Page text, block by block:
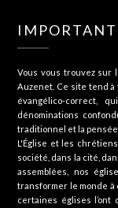
IMPORTANT
Vous vous trouvez sur
Auzenet. Ce site tend
évangélico-correct,
dénominations
traditionnel et la pensée
L'Église et les
société, dans la cité,
assemblées, nos
transformer le monde à
certaines églises l’ont